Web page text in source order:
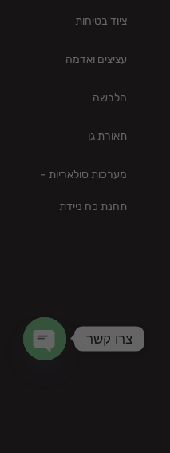
ציוד בטיחות
עציצים ואדמה
הלבשה
תאורת גן
מערכות סולאריות –
תחנת כח ניידת
צרו קשר